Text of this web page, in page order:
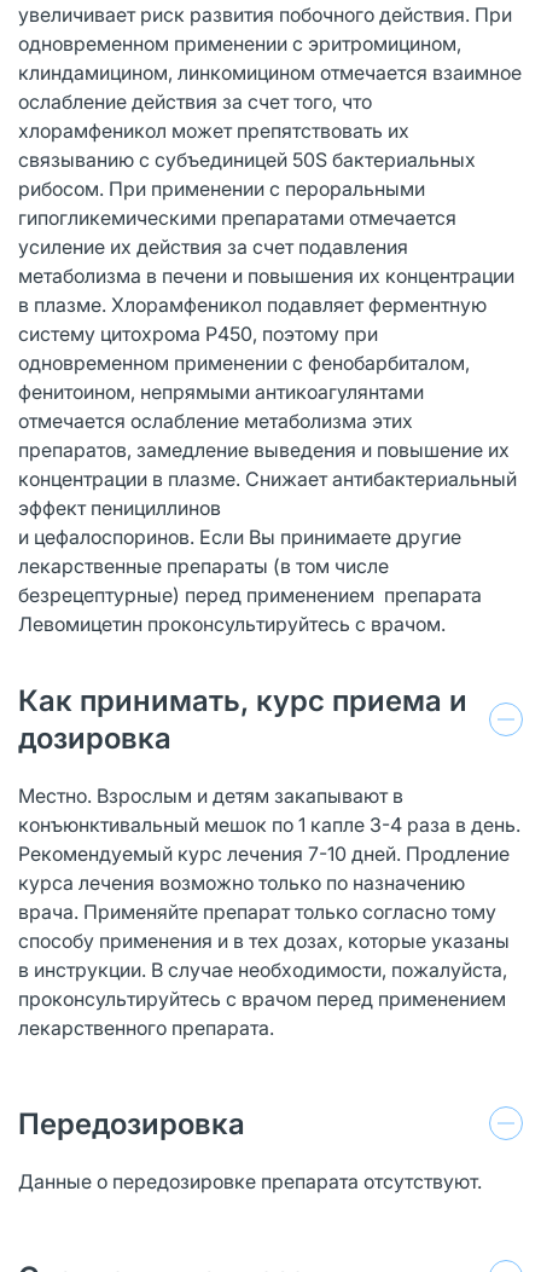
увеличивает риск развития побочного действия. При
одновременном применении с эритромицином,
клиндамицином, линкомицином отмечается взаимное
ослабление действия за счет того, что
хлорамфеникол может препятствовать их
связыванию с субъединицей 50S бактериальных
рибосом. При применении с пероральными
гипогликемическими препаратами отмечается
усиление их действия за счет подавления
метаболизма в печени и повышения их концентрации
в плазме. Хлорамфеникол подавляет ферментную
систему цитохрома Р450, поэтому при
одновременном применении с фенобарбиталом,
фенитоином, непрямыми антикоагулянтами
отмечается ослабление метаболизма этих
препаратов, замедление выведения и повышение их
концентрации в плазме. Снижает антибактериальный
эффект пенициллинов
и цефалоспоринов. Если Вы принимаете другие
лекарственные препараты (в том числе
безрецептурные) перед применением препарата
Левомицетин проконсультируйтесь с врачом.
Как принимать, курс приема и
дозировка
Местно. Взрослым и детям закапывают в
конъюнктивальный мешок по 1 капле 3-4 раза в день.
Рекомендуемый курс лечения 7-10 дней. Продление
курса лечения возможно только по назначению
врача. Применяйте препарат только согласно тому
способу применения и в тех дозах, которые указаны
в инструкции. В случае необходимости, пожалуйста,
проконсультируйтесь с врачом перед применением
лекарственного препарата.
Передозировка
Данные о передозировке препарата отсутствуют.